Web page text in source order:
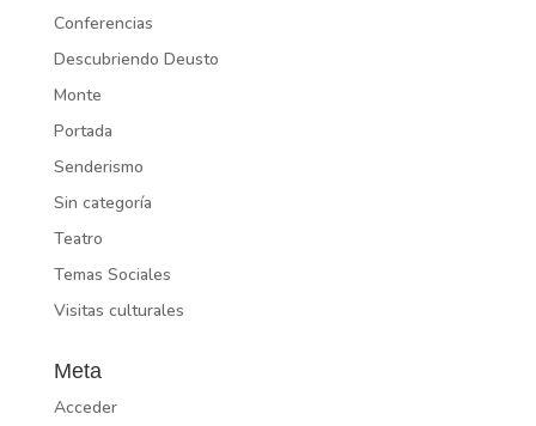
Conferencias
Descubriendo Deusto
Monte
Portada
Senderismo
Sin categoría
Teatro
Temas Sociales
Visitas culturales
Meta
Acceder